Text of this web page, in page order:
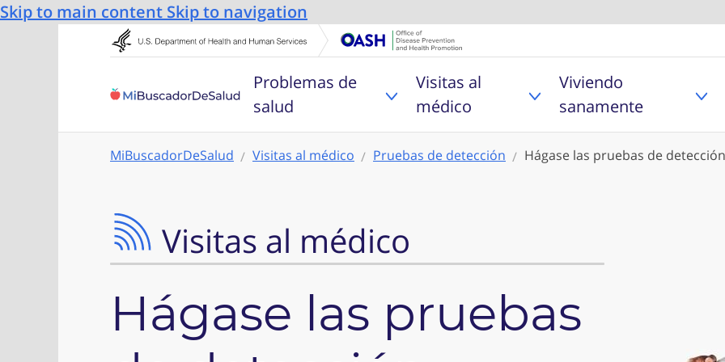
Skip to main content Skip to navigation
MyHealthfinder
Problemas de
salud
Toggle Problemas de salud sub menu
Visitas al
médico
Toggle Visitas al médico
Viviendo
sanamente
MiBuscadorDeSalud Visitas al médico Pruebas de detección Hágase las pruebas de
Visitas al médico
Hágase las pruebas